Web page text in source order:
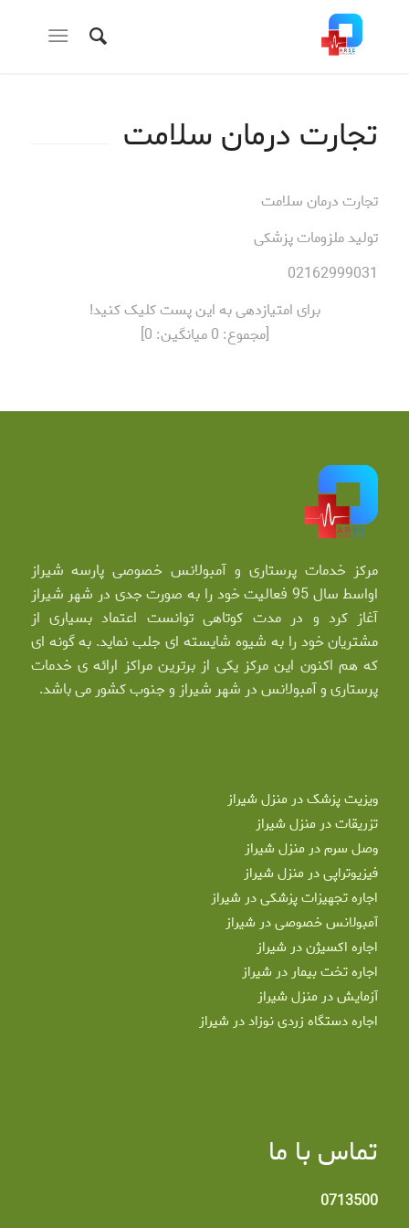
تجارت درمان سلامت
تجارت درمان سلامت
تولید ملزومات پزشکی
02162999031
برای امتیازدهی به این پست کلیک کنید!
[مجموع: 0میانگین: 0
]
مرکز خدمات پرستاری و آمبولانس خصوصی پارسه شیراز
اواسط سال 95 فعالیت خود را به صورت جدی در شهر شیراز
آغاز کرد و در مدت کوتاهی توانست اعتماد بسیاری از
مشتریان خود را به شیوه شایسته ای جلب نماید. به گونه ای
که هم اکنون این مرکز یکی از برترین مراکز ارائه ی خدمات
پرستاری و آمبولانس در شهر شیراز و جنوب کشور می باشد.
ویزیت پزشک در منزل شیراز
تزریقات در منزل شیراز
وصل سرم در منزل شیراز
فیزیوتراپی در منزل شیراز
اجاره تجهیزات پزشکی در شیراز
آمبولانس خصوصی در شیراز
اجاره اکسیژن در شیراز
اجاره تخت بیمار در شیراز
آزمایش در منزل شیراز
اجاره دستگاه زردی نوزاد در شیراز
تماس با ما
0713500